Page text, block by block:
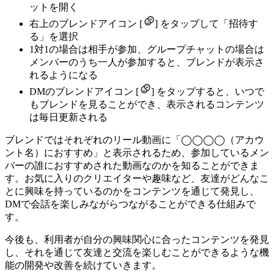
ットを開く
右上のブレンドアイコン [
] をタップして「招待す
る」を選択
1対1の場合は相手が参加、グループチャットの場合は
メンバーのうち一人が参加すると、ブレンドが表示さ
れるようになる
DMのブレンドアイコン [
] をタップすると、いつで
もブレンドを見ることができ、表示されるコンテンツ
は毎日更新される
ブレンドではそれぞれのリール動画に「◯◯◯◯（アカウ
ント名）におすすめ」と表示されるため、参加しているメン
バーの誰におすすめされた動画なのかを知ることができま
す。お気に入りのクリエイターや趣味など、友達がどんなこ
とに興味を持っているのかをコンテンツを通じて発見し、
DMで会話を楽しみながらつながることができる仕組みで
す。
今後も、利用者が自分の興味関心に合ったコンテンツを発見
し、それを通じて友達と交流を楽しむことができるような機
能の開発や改善を続けていきます。